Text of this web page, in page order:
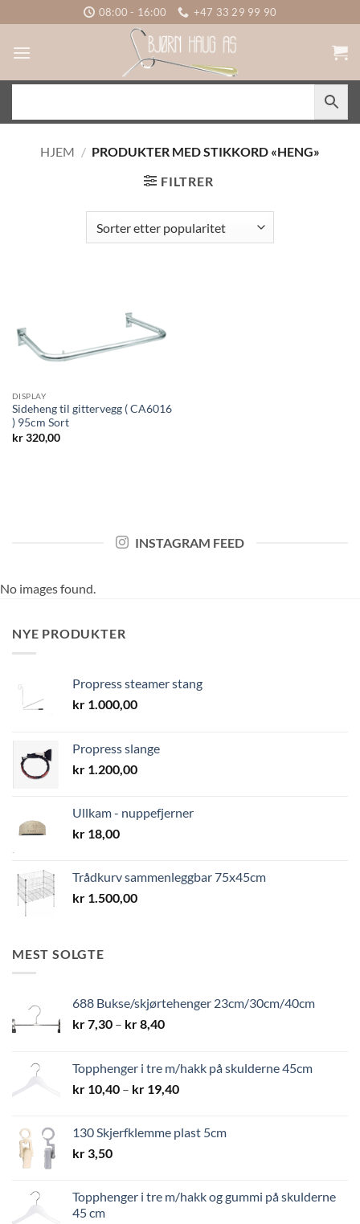
to
content
08:00 - 16:00 +47 33 29 99 90
HJEM / PRODUKTER MED STIKKORD «HENG»
FILTRER
DISPLAY
Sideheng til gittervegg ( CA6016
) 95cm Sort
kr320,00
INSTAGRAM FEED
No images found.
NYE PRODUKTER
Propress steamer stang
kr 1.000,00
Propress slange
kr 1.200,00
Ullkam - nuppefjerner
kr 18,00
Trådkurv sammenleggbar 75x45cm
kr 1.500,00
MEST SOLGTE
688 Bukse/skjørtehenger 23cm/30cm/40cm
kr7,30 – kr8,40Prisområde:
kr 8,40
Topphenger i tre m/hakk på skulderne 45cm
kr 10,40 – kr 19,40Prisområde:
kr 19,40
130 Skjerfklemme plast 5cm
kr 3,50
Topphenger i tre m/hakk og gummi på skulderne
45 cm